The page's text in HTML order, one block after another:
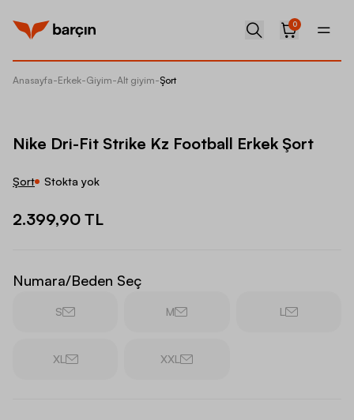
0
Anasayfa-Erkek-Giyim-Alt giyim-Şort
Nike Dri-Fit Strike Kz Football Erkek Şort
Şort Stokta yok
2.399,90 TL
Numara/Beden Seç
S M L
XL XXL